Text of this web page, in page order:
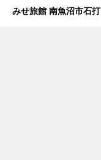
みせ旅館 南魚沼市石打